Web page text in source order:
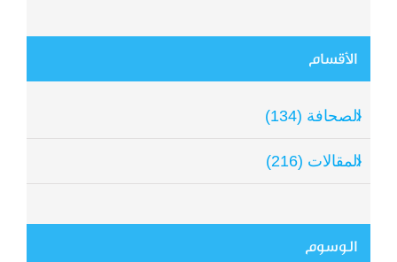
الأقسام
الصحافة (134)
المقالات (216)
الوسوم